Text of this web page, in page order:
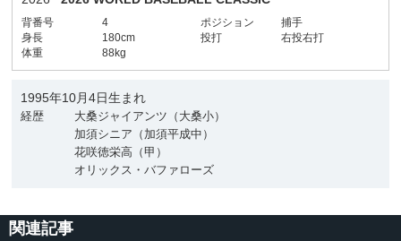
背番号 4 ポジション
捕手
身長
180cm 投打
右投右打
体重
88kg
1995年10月4日生まれ
経歴
大桑ジャイアンツ（大桑小）
加須シニア（加須平成中）
花咲徳栄高（甲）
オリックス・バファローズ
関連記事